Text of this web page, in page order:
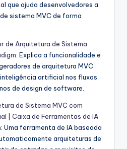
que ajuda desenvolvedores a
sistema MVC de forma
de Arquitetura de Sistema
: Explica a funcionalidade e
de arquitetura MVC
artificial nos fluxos
de design de software.
de Sistema MVC com
| Caixa de Ferramentas de IA
: Uma ferramenta de IA baseada
arquiteturas de